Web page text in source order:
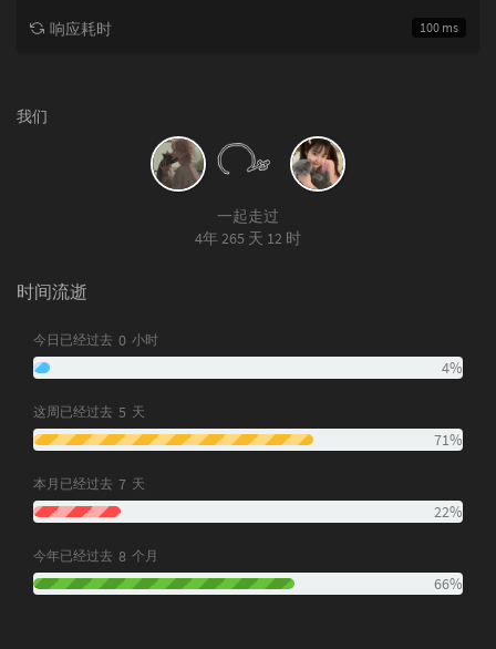
100 ms
响应耗时
我们
一起走过
4年 265 天 12 时
时间流逝
今日已经过去 0 小时
4%
这周已经过去 5 天
71%
本月已经过去 7 天
22%
今年已经过去 8 个月
66%